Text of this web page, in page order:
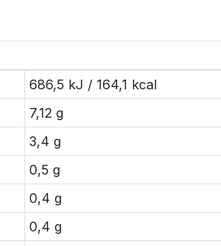
686,5 kJ / 164,1 kcal
7,12 g
3,4 g
0,5 g
0,4 g
0,4 g